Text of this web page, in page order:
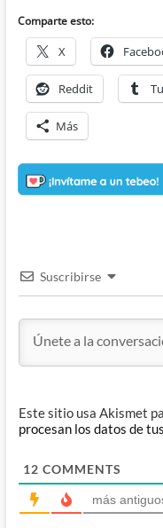
Comparte esto:
X
Reddit
Más
Suscribirse
Este sitio usa Akismet
procesan los datos de
12 COMMENTS
más